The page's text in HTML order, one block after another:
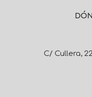
C/ Cullera,